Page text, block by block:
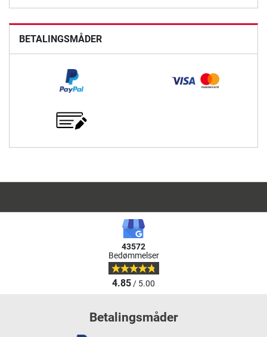
BETALINGSMÅDER
43572
Bedømmelser
4.85/ 5.00
Betalingsmåder